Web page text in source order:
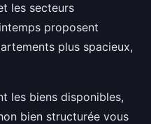
les secteurs
proposent
plus spacieux,
les biens disponibles,
bien structurée vous